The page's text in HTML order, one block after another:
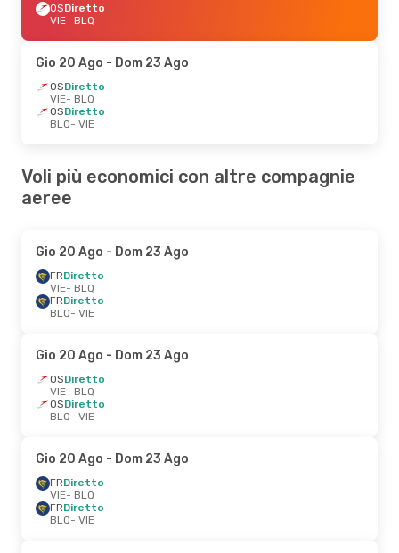
OSDiretto
VIE- BLQ
Gio 20 Ago - Dom 23 Ago
OSDiretto
VIE- BLQ
OSDiretto
BLQ- VIE
Voli più economici con altre compagnie
aeree
Gio 20 Ago - Dom 23 Ago
FRDiretto
VIE- BLQ
FRDiretto
BLQ- VIE
Gio 20 Ago - Dom 23 Ago
OSDiretto
VIE- BLQ
OSDiretto
BLQ- VIE
Gio 20 Ago - Dom 23 Ago
FRDiretto
VIE- BLQ
FRDiretto
BLQ- VIE